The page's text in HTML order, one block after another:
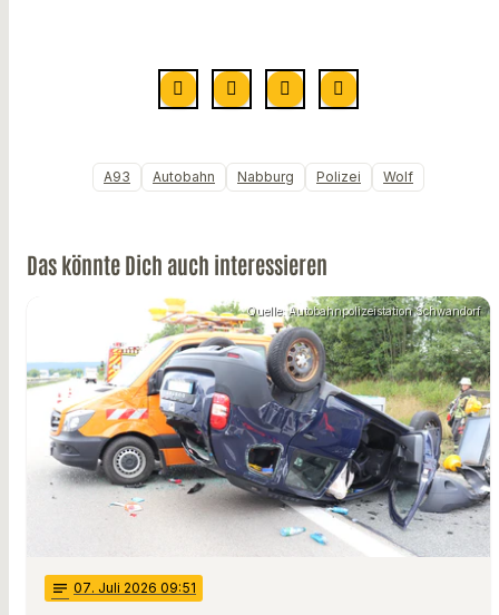
A93 Autobahn Nabburg Polizei Wolf
Das könnte Dich auch interessieren
Quelle: Autobahnpolizeistation Schwandorf
notes 07. Juli 2026 09:51